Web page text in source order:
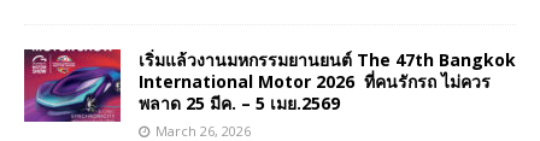
เริ่มแล้วงานมหกรรมยานยนต์ The 47th Bangkok
International Motor 2026 ที่คนรักรถ ไม่ควร
พลาด 25 มีค. – 5 เมย.2569
March 26, 2026